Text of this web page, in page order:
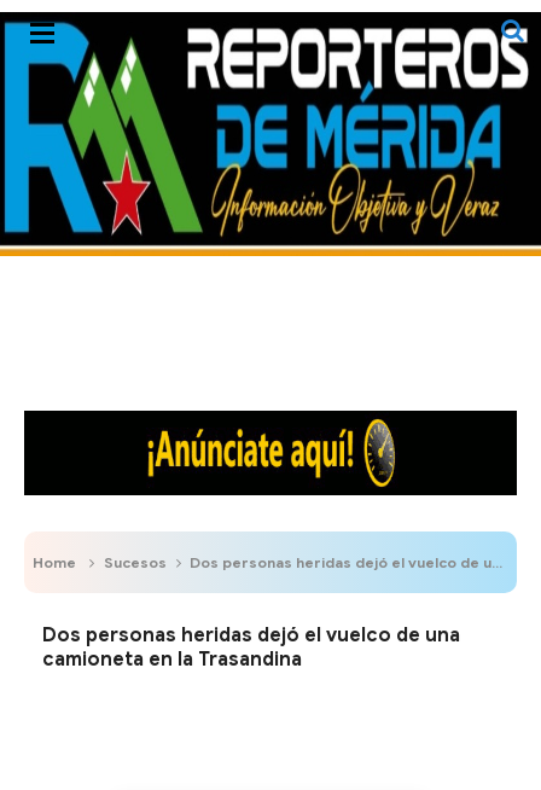
Home Sucesos Dos personas heridas dejó el vuelco de una camioneta en la Trasandina
Dos personas heridas dejó el vuelco de una
camioneta en la Trasandina